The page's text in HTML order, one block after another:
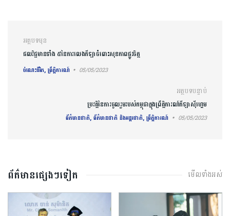
ការ​នាំទិស​ប្រកាស
អត្ថបទមុន
ផលវិជ្ជមានទាំង ៥នៃការលេងកីឡាចំពោះសុខភាពផ្លូវចិត្ត
ចំណេះជីវិត, ព្រឹត្តិការណ៍ 05/05/2023
អត្ថបទបន្ទាប់
ប្រវត្តិនៃការចូលរួមរបស់កម្ពុជាក្នុងព្រឹត្តិការណ៍កីឡាស៊ីហ្គេម
ព័ត៌មានជាតិ, ព័ត៌មានជាតិ និងអន្តរជាតិ, ព្រឹត្តិការណ៍ 05/05/2023
ព័ត៌មានផ្សេងៗទៀត មើលទាំងអស់